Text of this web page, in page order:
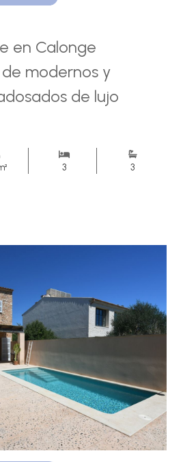
en Calonge
modernos y
de lujo
3 3